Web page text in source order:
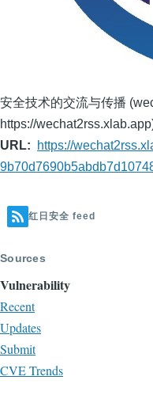
安全技术的交流与传播
https://
URL
https://
红日安全 feed
Sources
Vulnerability
Recent
Updates
Submit
CVE Trends